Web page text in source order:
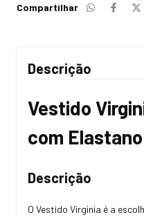
Compartilhar
Descrição
Vestido
com Elastano
Descrição
O Vestido Virginia é a